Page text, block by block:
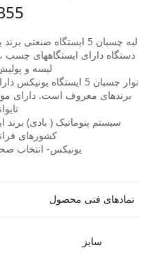
لبه چسبان 5 ایستگاه
دستگاه دارای ایستگاههای
لیسه و
نوار چسبان 5 ایستگاه
برندهای معروف است. دارای
سیستم پنوماتیک ( بادی)
کشورهای
یونیکس- انتخاب
نمادهای فنی محصول
سایز